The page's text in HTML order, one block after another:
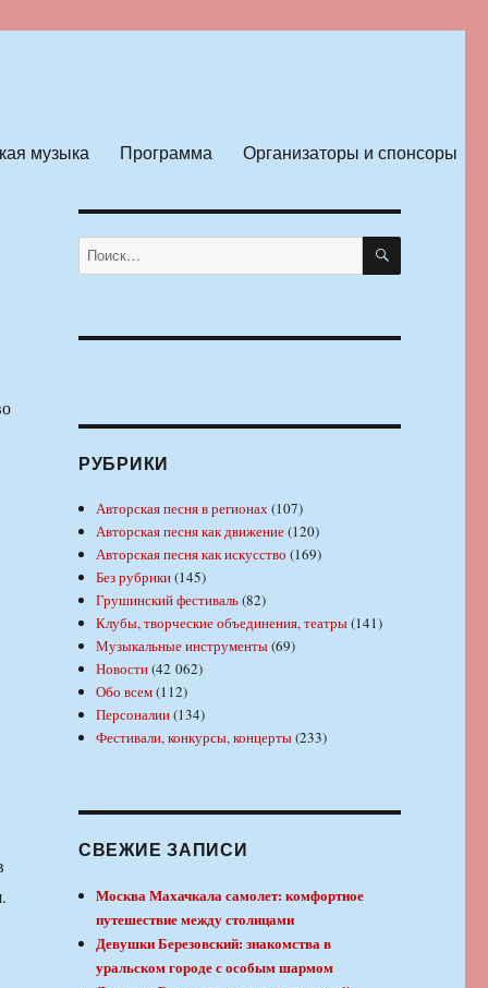
музыка Программа Организаторы и спонсоры
Искать: ПОИСК
РУБРИКИ
Авторская песня в регионах(107)
Авторская песня как движение(120)
Авторская песня как искусство (169)
Без рубрики(145)
Грушинский фестиваль(82)
Клубы, творческие объединения, театры(141)
Музыкальные инструменты(69)
Новости(42 062)
Обо всем(112)
Персоналии(134)
Фестивали, конкурсы, концерты(233)
СВЕЖИЕ ЗАПИСИ
Москва Махачкала самолет: комфортное
путешествие между столицами
Девушки Березовский: знакомства в
уральском городе с особым шармом